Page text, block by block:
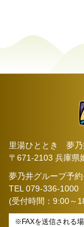
里湯ひととき 夢乃
〒671-2103 兵庫県
夢乃井グループ予
TEL 079-336-1000
(受付時間：9:00～
※FAXを送信される